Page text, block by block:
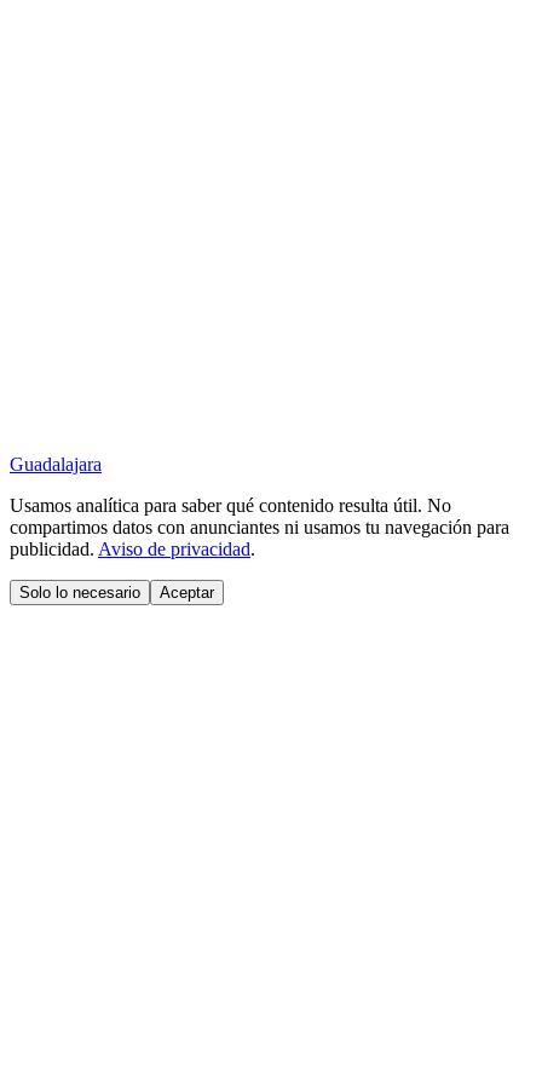
Guadalajara
Usamos analítica para saber qué contenido resulta útil. No
compartimos datos con anunciantes ni usamos tu navegación para
publicidad. Aviso de privacidad.
Solo lo necesario Aceptar